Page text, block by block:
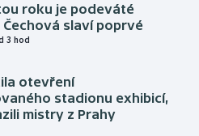
roku je podeváté
slaví poprvé
3 hod
otevření
stadionu exhibicí,
mistry z Prahy